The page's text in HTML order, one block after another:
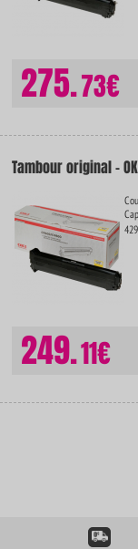
275.73€
Tambour original -
249.11€